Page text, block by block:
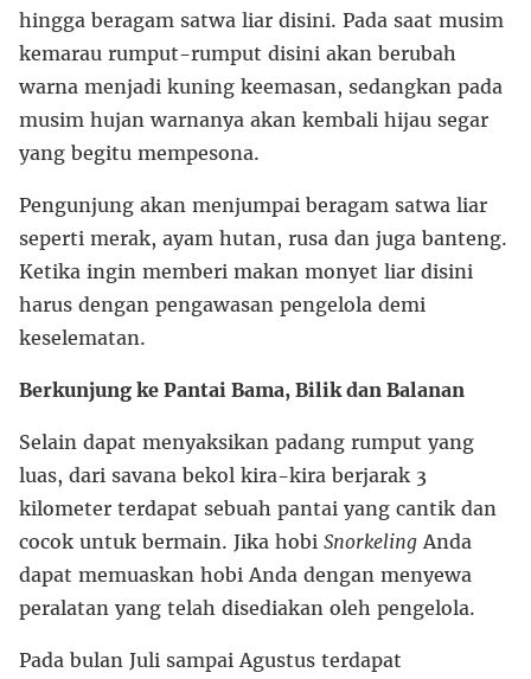
hingga beragam satwa liar disini. Pada saat musim
kemarau rumput-rumput disini akan berubah
warna menjadi kuning keemasan, sedangkan pada
musim hujan warnanya akan kembali hijau segar
yang begitu mempesona.
Pengunjung akan menjumpai beragam satwa liar
seperti merak, ayam hutan, rusa dan juga banteng.
Ketika ingin memberi makan monyet liar disini
harus dengan pengawasan pengelola demi
keselematan.
Berkunjung ke Pantai Bama, Bilik dan Balanan
Selain dapat menyaksikan padang rumput yang
luas, dari savana bekol kira-kira berjarak 3
kilometer terdapat sebuah pantai yang cantik dan
cocok untuk bermain. Jika hobi Snorkeling Anda
dapat memuaskan hobi Anda dengan menyewa
peralatan yang telah disediakan oleh pengelola.
Pada bulan Juli sampai Agustus terdapat